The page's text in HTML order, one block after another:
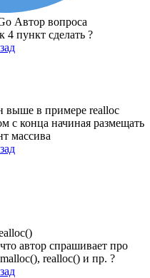
Автор вопроса
4 пункт сделать ?
выше в примере realloc
с конца начиная размещать
массива
автор спрашивает про
realloc() и пр. ?